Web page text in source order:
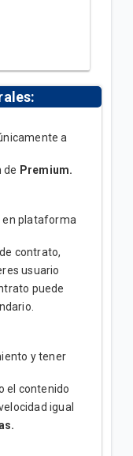
a
de Premium.
en plataforma
contrato,
usuario
puede
y tener
el contenido
igual